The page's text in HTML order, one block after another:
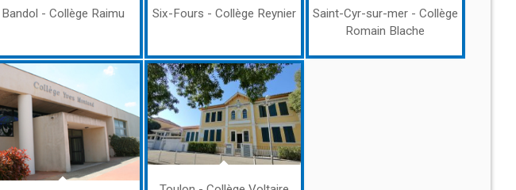
Bandol - Collège Raimu Six-Fours - Collège Reynier
Saint-Cyr-sur-mer - Collège
Romain Blache